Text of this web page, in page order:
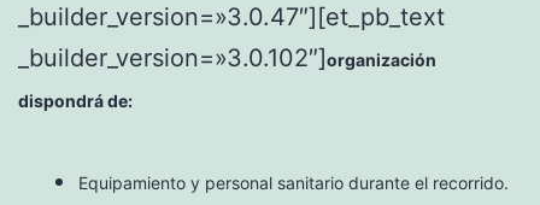
_builder_version=»3.0.47″][et_pb_text
_builder_version=»3.0.102″]organización
dispondrá de:
Equipamiento y personal sanitario durante el recorrido.